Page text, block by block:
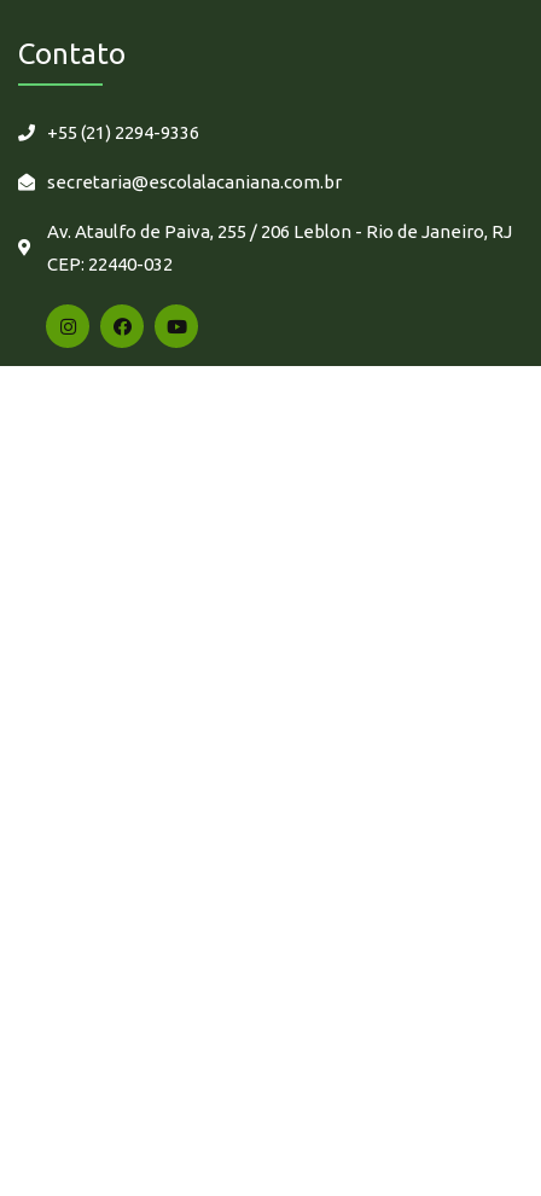
Contato
+55 (21) 2294-9336
secretaria@escolalacaniana.com.br
Av. Ataulfo de Paiva, 255 / 206 Leblon - Rio de Janeiro, RJ
CEP: 22440-032